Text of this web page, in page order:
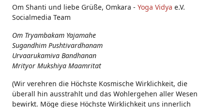
Om Shanti und liebe Grüße, Omkara - Yoga Vidya e.V.
Socialmedia Team
Om Tryambakam Yajamahe
Sugandhim Pushtivardhanam
Urvaarukamiva Bandhanan
Mrityor Mukshiya Maamritat
(Wir verehren die Höchste Kosmische Wirklichkeit, die
überall hin ausstrahlt und das Wohlergehen aller Wesen
bewirkt. Möge diese Höchste Wirklichkeit uns innerlich